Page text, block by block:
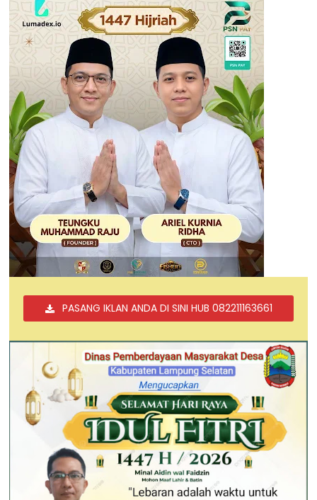
PASANG IKLAN ANDA DI SINI HUB 082211163661